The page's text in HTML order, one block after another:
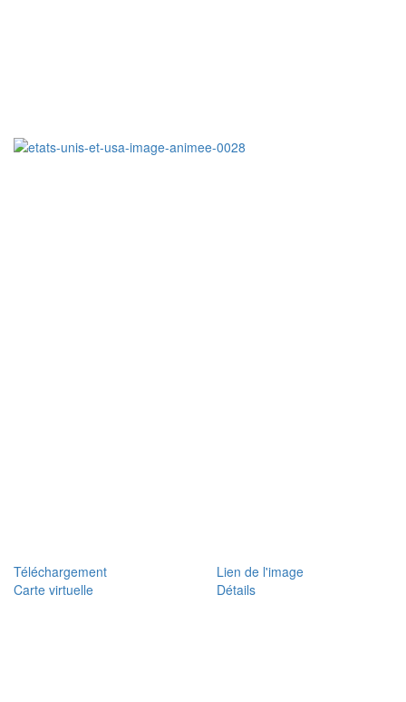
Téléchargement
Lien de l'image
Carte virtuelle
Détails